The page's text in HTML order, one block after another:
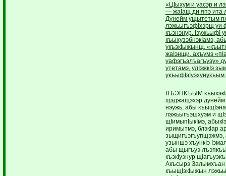
«ЦIыхум и уасэр и
— жаIащ ди япэ ита
Дунейм ущытетым
лэжьыгъэфIхэрщ уи
къэнэнур. IэужьыфI
къыхузэбнэкIамэ,
укъэкIыжынщ,
жаIэнщи, ахъумэ
уафэгъэлъагъуэу»
утетамэ, улIэжкIэ
укъыфIэIуэхунукъым.
ЛЪЭПКЪЫМ
щэджащэхэр
нэужь, абы къыщIэна
лэжьыгъэшхуэм и
щIимыпIыкIмэ, абыкIэ
иримытмэ, блэкIар
зыщигъэгъупщэжмэ,
узыншэ хъункIэ
абы щыгъуэ
къэкIуэнур
Акъсырэ Залымхъан
къыщIэкIыжын